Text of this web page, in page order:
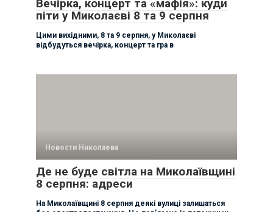
Вечірка, концерт та «мафія»: куди
піти у Миколаєві 8 та 9 серпня
Цими вихідними, 8 та 9 серпня, у Миколаєві
відбудуться вечірка, концерт та гра в
Новости Николаева
Де не буде світла на Миколаївщині
8 серпня: адреси
На Миколаївщині 8 серпня деякі вулиці залишаться